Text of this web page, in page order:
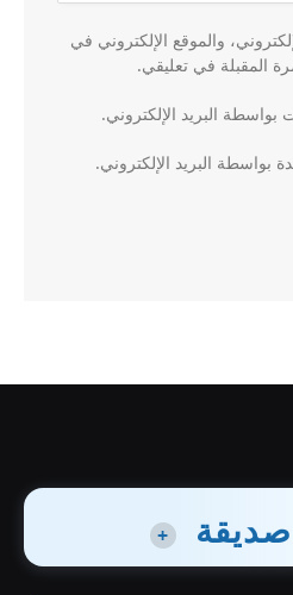
والموقع الإلكتروني في
المقبلة في تعليقي.
بواسطة البريد الإلكتروني.
بواسطة البريد الإلكتروني.
+